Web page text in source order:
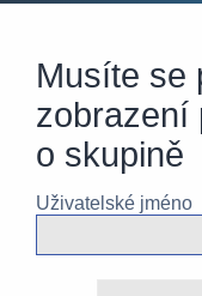
Musíte se
zobrazení
o skupině
Uživatelské jméno